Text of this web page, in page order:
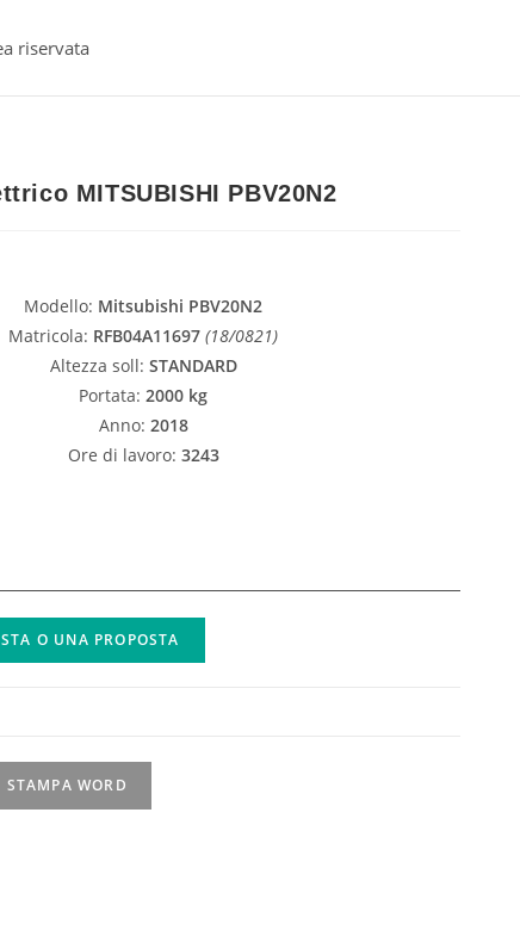
riservata
MITSUBISHI PBV20N2
Modello: Mitsubishi PBV20N2
Matricola: RFB04A11697(18/0821)
Altezza soll: STANDARD
Portata:2000 kg
Anno: 2018
Ore di lavoro: 3243
O UNA PROPOSTA
STAMPA WORD